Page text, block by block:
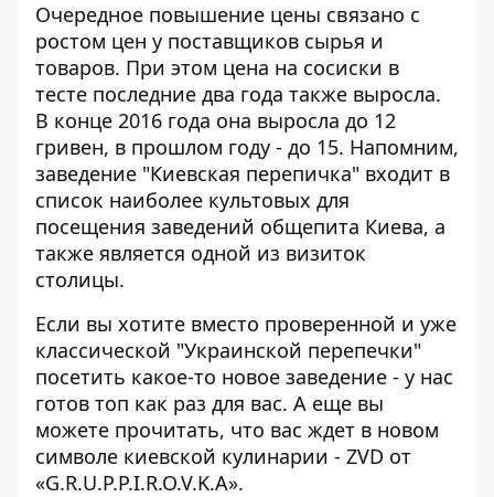
Очередное повышение цены связано с
ростом цен у поставщиков сырья и
товаров. При этом цена на сосиски в
тесте последние два года также выросла.
В конце 2016 года она выросла до 12
гривен, в прошлом году - до 15. Напомним,
заведение "Киевская перепичка" входит в
список наиболее культовых для
посещения заведений общепита Киева, а
также является одной из визиток
столицы.
Если вы хотите вместо проверенной и уже
классической "Украинской перепечки"
посетить какое-то новое заведение - у нас
готов топ как раз для вас. А еще вы
можете прочитать, что вас ждет в новом
символе киевской кулинарии - ZVD от
«G.R.U.P.P.I.R.O.V.K.A».